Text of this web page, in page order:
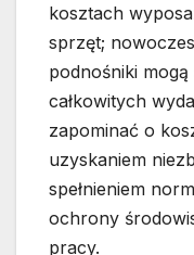
kosztach
sprzęt;
podnośniki
całkowitych
zapominać o
uzyskaniem
spełnieniem
ochrony
pracy.